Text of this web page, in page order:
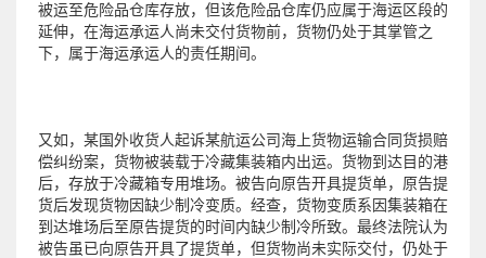
被运至危险品仓库存放，但该危险品仓库仍应属于海运区段的
延伸，在海运承运人尚未交付货物前，货物仍处于其掌管之
下，属于海运承运人的责任期间。
又如，某国外收货人起诉某航运公司海上货物运输合同货损赔
偿纠纷案，货物被装载于冷藏集装箱内出运。货物到达目的港
后，存放于冷藏箱专用堆场。被告向原告开具提货单，原告提
货后发现货物因缺少制冷变质。经查，货物变质系因集装箱在
到达堆场后至原告提货的时间内缺少制冷所致。最终法院认为
被告虽已向原告开具了提货单，但货物尚未实际交付，仍处于